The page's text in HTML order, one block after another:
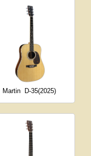
Martin D-35(2025)